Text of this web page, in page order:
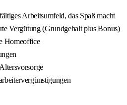
Arbeitsumfeld, das Spaß macht
Vergütung (Grundgehalt plus Bonus)
Homeoffice